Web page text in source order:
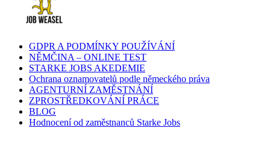
GDPR A PODMÍNKY POUŽÍVÁNÍ
NĚMČINA – ONLINE TEST
STARKE JOBS AKEDEMIE
Ochrana oznamovatelů podle německého práva
AGENTURNÍ ZAMĚSTNÁNÍ
ZPROSTŘEDKOVÁNÍ PRÁCE
BLOG
Hodnocení od zaměstnanců Starke Jobs